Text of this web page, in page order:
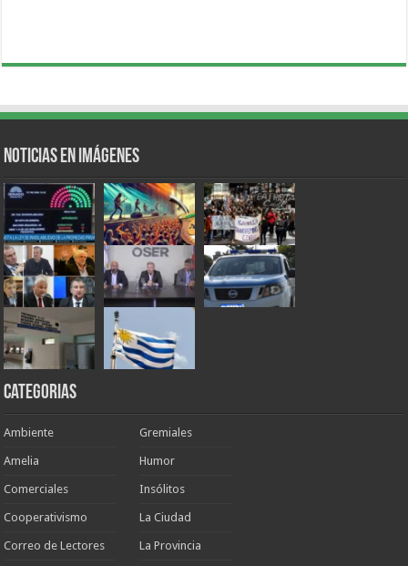
Noticias en Imágenes
Categorias
Ambiente
Amelia
Comerciales
Cooperativismo
Correo de Lectores
Gremiales
Humor
Insólitos
La Ciudad
La Provincia